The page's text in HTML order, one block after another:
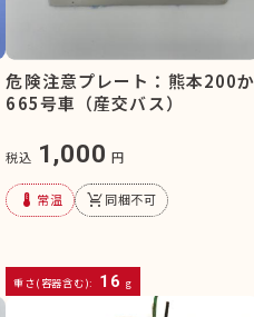
危険注意プレート：熊本200か
665号車（産交バス）
税込 1,000 円
device_thermostat 常温 remove_shopping_cart同梱不可
重さ(容器含む): 16 g